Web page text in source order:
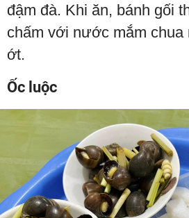
đậm đà. Khi ăn, bánh gối
chấm với nước mắm chua
ớt.
Ốc luộc